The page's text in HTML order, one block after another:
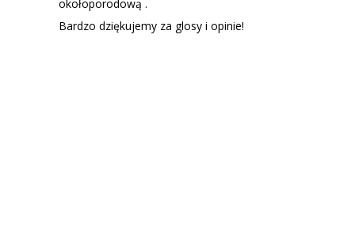
okołoporodową .
Bardzo dziękujemy za glosy i opinie!